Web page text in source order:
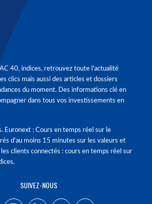
40, indices, retrouvez toute l'actualité
clics mais aussi des articles et dossiers
du moment. Des informations clé en
dans tous vos investissements en
Euronext : Cours en temps réel sur le
d'au moins 15 minutes sur les valeurs et
clients connectés : cours en temps réel sur
SUIVEZ-NOUS